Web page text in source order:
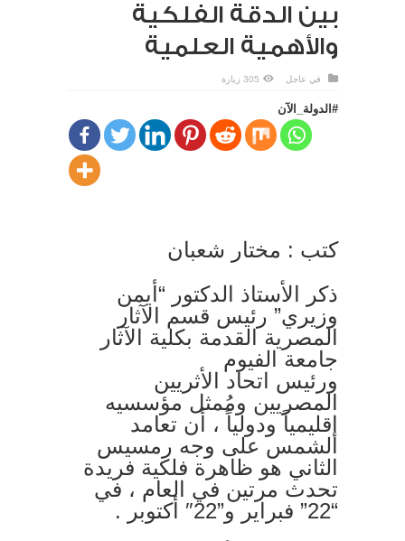
بين الدقة الفلكية
والأهمية العلمية
في عاجل 305 زيارة
#الدولة_الآن
كتب : مختار شعبان
ذكر الأستاذ الدكتور “أيمن
وزيري” رئيس قسم الآثار
المصرية القدمة بكلية الآثار
جامعة الفيوم
ورئيس اتحاد الأثريين
المصريين ومُمثل مؤسسيه
إقليمياً ودولياً ، أن تعامد
الشمس على وجه رمسيس
الثاني هو ظاهرة فلكية فريدة
تحدث مرتين في العام ، في
“22” فبراير و”22″ أكتوبر .